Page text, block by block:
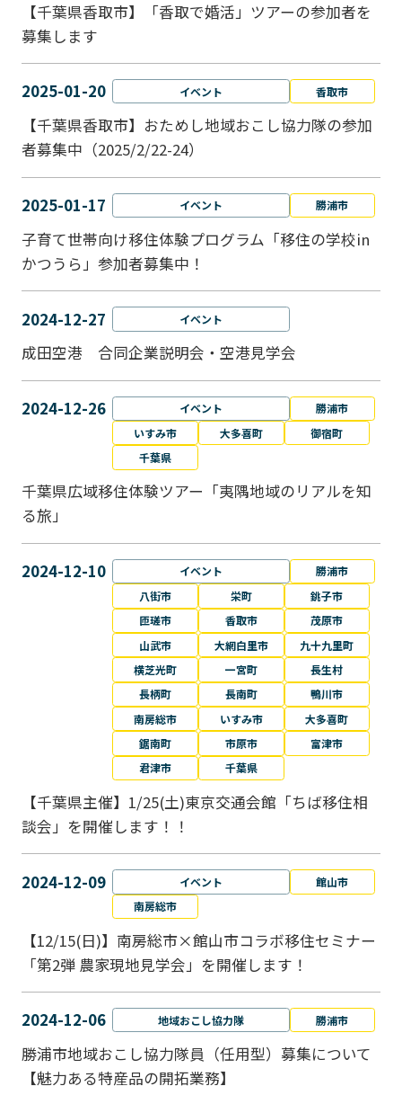
【千葉県香取市】「香取で婚活」ツアーの参加者を
募集します
2025-01-20 イベント 香取市
【千葉県香取市】おためし地域おこし協力隊の参加
者募集中（2025/2/22-24）
2025-01-17 イベント 勝浦市
子育て世帯向け移住体験プログラム「移住の学校in
かつうら」参加者募集中！
2024-12-27 イベント
成田空港 合同企業説明会・空港見学会
2024-12-26 イベント
勝浦市
いすみ市
大多喜町
御宿町
千葉県
千葉県広域移住体験ツアー「夷隅地域のリアルを知
る旅」
2024-12-10 イベント
勝浦市
八街市
栄町
銚子市
匝瑳市
香取市
茂原市
山武市
大網白里市
九十九里町
横芝光町
一宮町
長生村
長柄町
長南町
鴨川市
南房総市
いすみ市
大多喜町
鋸南町
市原市
富津市
君津市
千葉県
【千葉県主催】1/25(土)東京交通会館「ちば移住相
談会」を開催します！！
2024-12-09 イベント
館山市
南房総市
【12/15(日)】南房総市×館山市コラボ移住セミナー
「第2弾 農家現地見学会」を開催します！
2024-12-06 地域おこし協力隊 勝浦市
勝浦市地域おこし協力隊員（任用型）募集について
【魅力ある特産品の開拓業務】